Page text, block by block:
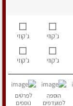
ג’קוזי ג’קוזי
ג’קוזי ג’קוזי
הוספה
למועדפים
לפרטים
נוספים